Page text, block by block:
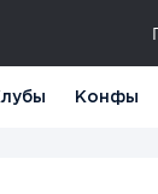
Конфы